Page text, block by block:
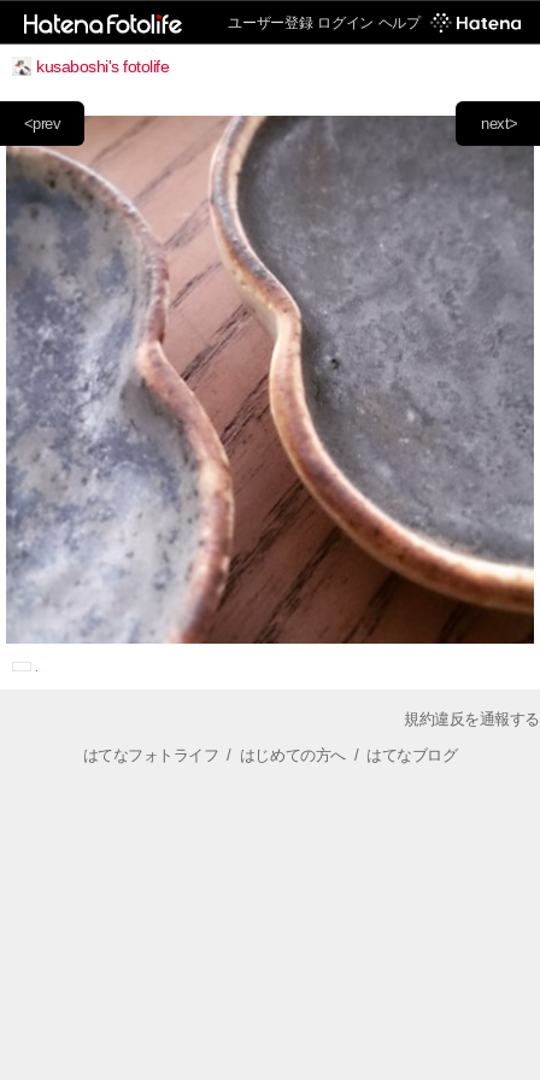
ユーザー登録 ログイン ヘルプ
kusaboshi's fotolife
next>
<prev
規約違反を通報する
はてなフォトライフ / はじめての方へ/ はてなブログ